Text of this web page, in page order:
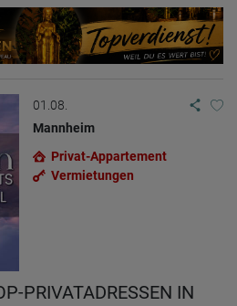
01.08.
Mannheim
Privat-Appartement
Vermietungen
PRIVATADRESSEN IN